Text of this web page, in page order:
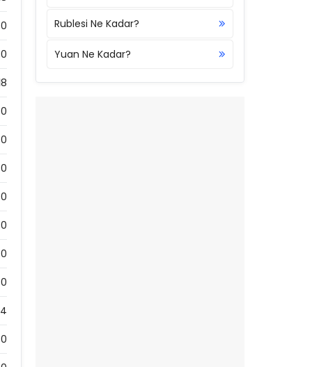
0
0
0
0
0
0
0
0
0
0
Rublesi Ne Kadar?
Yuan Ne Kadar?